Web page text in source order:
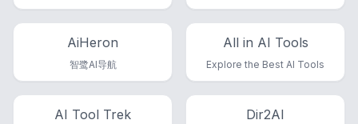
AiHeron
智鹭AI导航
All in AI Tools
Explore the Best AI Tools
AI Tool Trek Dir2AI